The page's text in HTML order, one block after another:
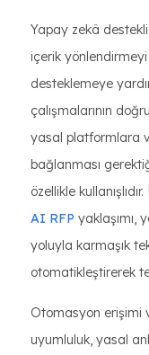
Yapay zekâ
içerik yönlendirmeyi
desteklemeye
çalışmalarının
yasal platformlara
bağlanması
özellikle
AI RFP yaklaşımı,
yoluyla karmaşık
otomatikleştirerek
Otomasyon erişimi
uyumluluk, yasal